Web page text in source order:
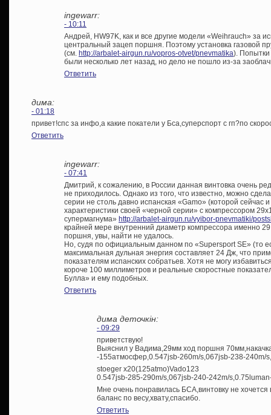
ingewarr:
- 10:11
Андрей, HW97K, как и все другие модели «Weihrauch» за
центральный зацеп поршня. Поэтому установка газовой
(см. http://arbalet-airgun.ru/vopros-otvet/pnevmatika). Попытки
были несколько лет назад, но дело не пошло из-за
Ответить
дима:
- 01:18
привет!спс за инфо,а какие покатели у Бса,суперспорт с гп?по
Ответить
ingewarr:
- 07:41
Дмитрий, к сожалению, в России данная винтовка очень
не приходилось. Однако из того, что известно, можно
серии не столь давно испанская «Gamo» (которой сейчас
характеристики своей «черной серии» с компрессором
супермагнума» http://arbalet-airgun.ru/vyibor-pnevmatiki/
крайней мере внутренний диаметр компрессора именно
поршня, увы, найти не удалось.
Но, судя по официальным данном по «Supersport SE» (то
максимальная дульная энергия составляет 24 Дж, что
показателям испанских собратьев. Хотя не могу
короче 100 миллиметров и реальные скоростные
Булла» и ему подобных.
Ответить
дима деточкін:
- 09:29
приветствую!
Выяснил у Вадима,29мм ход поршня
-155атмосфер,0.547jsb-260m/s,067jsb-238-240m/
stoeger x20(125atmo)Vado123
0.547jsb-285-290m/s,067jsb-240-242m/
Мне очень понравилась БСА,винтовку не хочется
баланс по весу,хвату,спасибо.
Ответить